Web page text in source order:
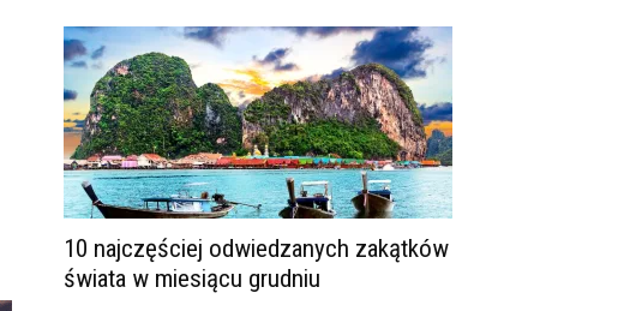
10 najczęściej odwiedzanych zakątków
świata w miesiącu grudniu